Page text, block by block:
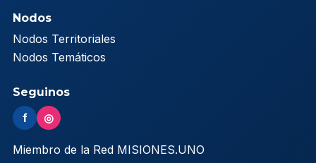
Nodos
Nodos Territoriales
Nodos Temáticos
Seguinos
f ◎
Miembro de la Red MISIONES.UNO